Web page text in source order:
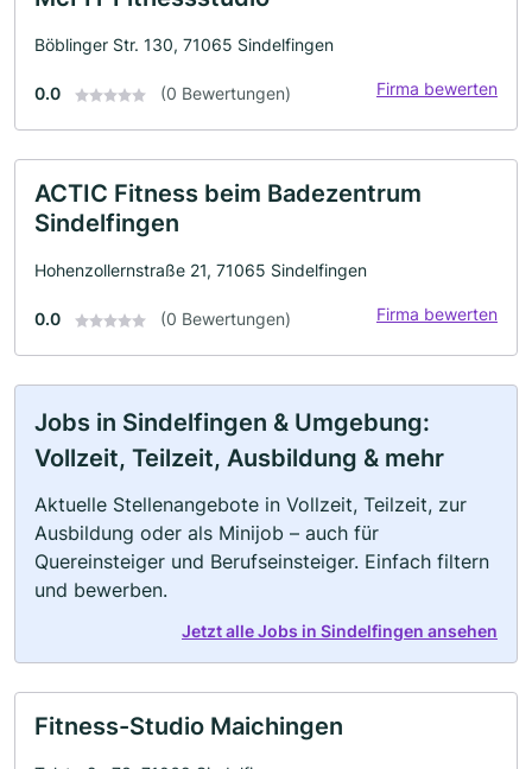
Böblinger Str. 130, 71065 Sindelfingen
0.0 (0 Bewertungen) Firma bewerten
ACTIC Fitness beim Badezentrum
Sindelfingen
Hohenzollernstraße 21, 71065 Sindelfingen
0.0 (0 Bewertungen) Firma bewerten
Jobs in Sindelfingen & Umgebung:
Vollzeit, Teilzeit, Ausbildung & mehr
Aktuelle Stellenangebote in Vollzeit, Teilzeit, zur
Ausbildung oder als Minijob – auch für
Quereinsteiger und Berufseinsteiger. Einfach filtern
und bewerben.
Jetzt alle Jobs in Sindelfingen ansehen
Fitness-Studio Maichingen